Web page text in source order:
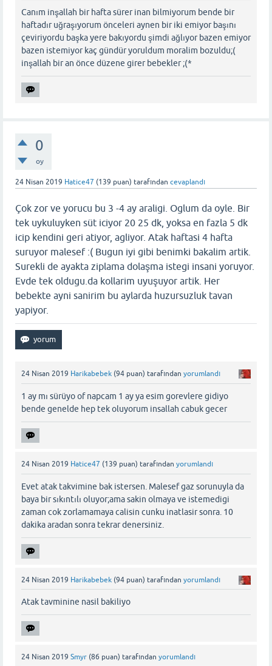
Canım inşallah bir hafta sürer inan bilmiyorum bende bir
haftadır uğraşıyorum önceleri aynen bir iki emiyor başını
çeviriyordu başka yere bakıyordu şimdi ağlıyor bazen emiyor
bazen istemiyor kaç gündür yoruldum moralim bozuldu;(
inşallah bir an önce düzene girer bebekler ;(*
0
oy
24 Nisan 2019 Hatice47 (139 puan) tarafından cevaplandı
Çok zor ve yorucu bu 3 -4 ay araligi. Oglum da oyle. Bir
tek uykuluyken süt iciyor 20 25 dk, yoksa en fazla 5 dk
icip kendini geri atiyor, agliyor. Atak haftasi 4 hafta
suruyor malesef :( Bugun iyi gibi benimki bakalim artik.
Surekli de ayakta ziplama dolaşma istegi insani yoruyor.
Evde tek oldugu.da kollarim uyuşuyor artik. Her
bebekte ayni sanirim bu aylarda huzursuzluk tavan
yapiyor.
24 Nisan 2019 Harikabebek (94 puan) tarafından yorumlandı
1 ay mı sürüyo of napcam 1 ay ya esim gorevlere gidiyo
bende genelde hep tek oluyorum insallah cabuk gecer
24 Nisan 2019 Hatice47 (139 puan) tarafından yorumlandı
Evet atak takvimine bak istersen. Malesef gaz sorunuyla da
baya bir sıkıntılı oluyor;ama sakin olmaya ve istemedigi
zaman cok zorlamamaya calisin cunku inatlasir sonra. 10
dakika aradan sonra tekrar denersiniz.
24 Nisan 2019 Harikabebek (94 puan) tarafından yorumlandı
Atak tavminine nasil bakiliyo
24 Nisan 2019 Smyr (86 puan) tarafından yorumlandı